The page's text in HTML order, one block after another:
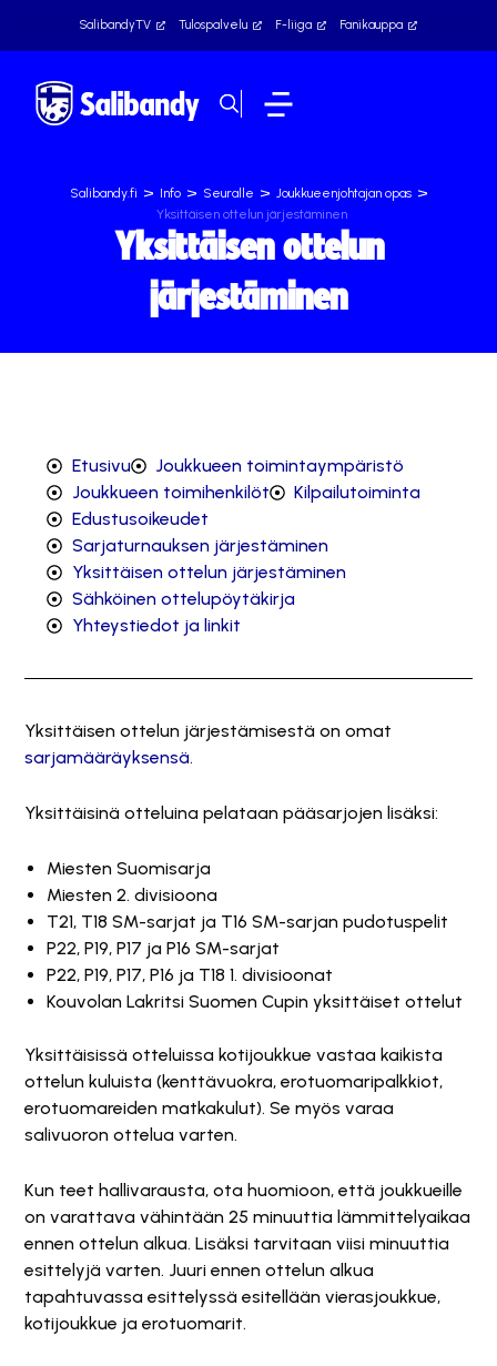
SalibandyTV Tulospalvelu F-liiga Fanikauppa
Salibandy.fi > Info > Seuralle > Joukkueenjohtajan opas >
Yksittäisen ottelun järjestäminen
Yksittäisen ottelun
järjestäminen
Etusivu
Joukkueen toimintaympäristö
Joukkueen toimihenkilöt
Kilpailutoiminta
Edustusoikeudet
Sarjaturnauksen järjestäminen
Yksittäisen ottelun järjestäminen
Sähköinen ottelupöytäkirja
Yhteystiedot ja linkit
Yksittäisen ottelun järjestämisestä on omat
sarjamääräyksensä.
Yksittäisinä otteluina pelataan pääsarjojen lisäksi:
Miesten Suomisarja
Miesten 2. divisioona
T21, T18 SM-sarjat ja T16 SM-sarjan pudotuspelit
P22, P19, P17 ja P16 SM-sarjat
P22, P19, P17, P16 ja T18 1. divisioonat
Kouvolan Lakritsi Suomen Cupin yksittäiset ottelut
Yksittäisissä otteluissa kotijoukkue vastaa kaikista
ottelun kuluista (kenttävuokra, erotuomaripalkkiot,
erotuomareiden matkakulut). Se myös varaa
salivuoron ottelua varten.
Kun teet hallivarausta, ota huomioon, että joukkueille
on varattava vähintään 25 minuuttia lämmittelyaikaa
ennen ottelun alkua. Lisäksi tarvitaan viisi minuuttia
esittelyjä varten. Juuri ennen ottelun alkua
tapahtuvassa esittelyssä esitellään vierasjoukkue,
kotijoukkue ja erotuomarit.